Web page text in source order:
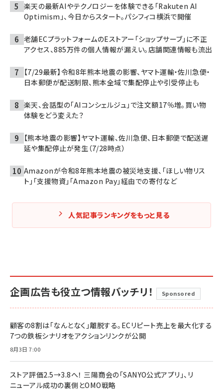
楽天の最新AIやテクノロジーを体験できる「Rakuten AI
Optimism」、今日からスタート。パシフィコ横浜で開催
老舗ECプラットフォームのEストアー「ショップサーブ」に不正
アクセス、885万件の個人情報が漏えい。店舗関連情報も流出
【7/29最新】令和8年熊本地震の影響、ヤマト運輸・佐川急便・
日本郵便が配送制限、熊本全域で集配停止や引受停止も
楽天、会話型の「AIコンシェルジュ」で注文額17％増。買い物
体験をどう変えた？
【熊本地震の影響】ヤマト運輸、佐川急便、日本郵便で配送遅
延や集配停止が発生（7/28時点）
Amazonが令和8年熊本地震の被災地支援、「ほしい物リス
ト」「支援物資」「Amazon Pay」経由での寄付など
人気記事ランキングをもっと見る
企画広告も役立つ情報バッチリ！ Sponsored
顧客の8割は「なんとなく」離脱する。ECリピート売上を最大化する
7つの鉄板シナリオをアクションリンクが公開
8月3日 7:00
ストア評価2.5→3.8へ！ 三陽商会の「SANYO公式アプリ」、リ
ニューアル成功の裏側とOMO戦略